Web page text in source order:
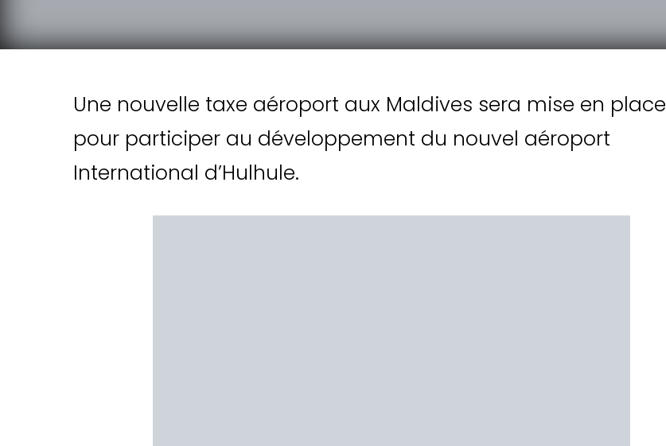
Une nouvelle taxe aéroport aux Maldives sera mise en place
pour participer au développement du nouvel aéroport
International d’Hulhule.